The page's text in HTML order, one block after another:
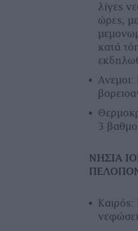
λίγες
ώρες,
κατά
Ανεμοι:
3
ΝΗΣΙΑ
Καιρός: